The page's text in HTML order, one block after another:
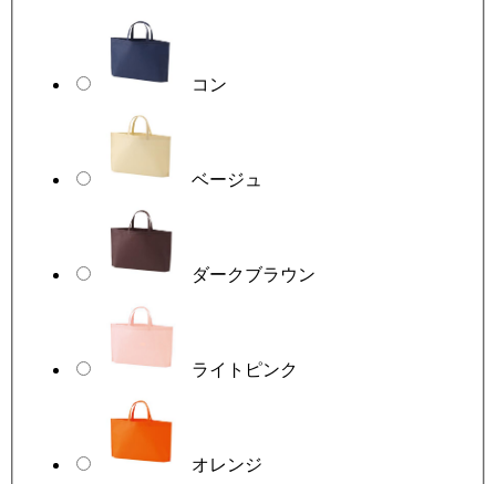
コン
ベージュ
ダークブラウン
ライトピンク
オレンジ